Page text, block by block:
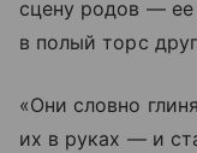
сцену родов — ее
в полый торс
«Они словно
их в руках — и